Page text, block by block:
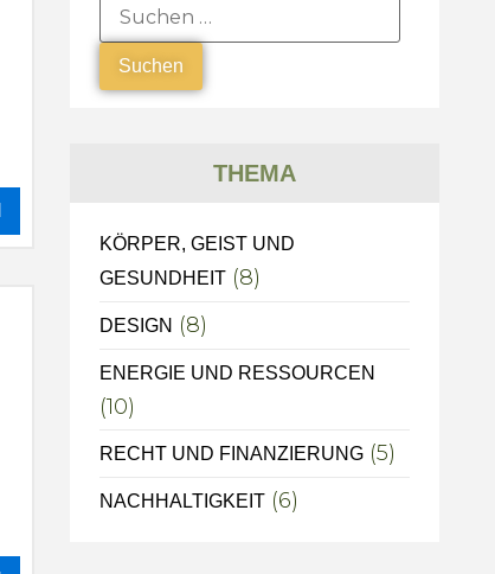
THEMA
KÖRPER, GEIST UND
GESUNDHEIT(8)
DESIGN (8)
ENERGIE UND RESSOURCEN
(10)
RECHT UND FINANZIERUNG(5)
NACHHALTIGKEIT(6)